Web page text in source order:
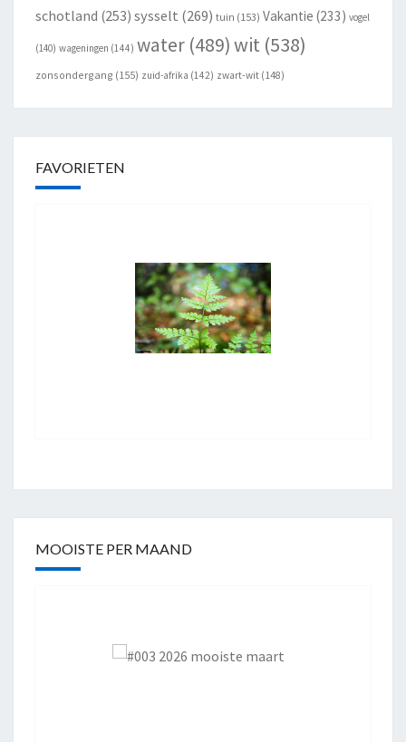
schotland (253) sysselt (269) tuin (153) Vakantie (233) vogel
(140) wageningen (144) water (489)wit (538)
zonsondergang (155) zuid-afrika (142) zwart-wit (148)
FAVORIETEN
MOOISTE PER MAAND